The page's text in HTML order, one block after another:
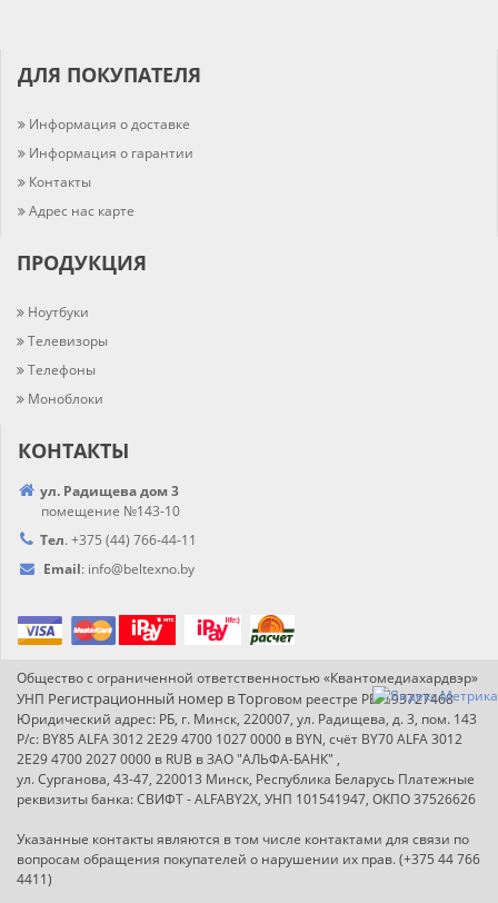
ДЛЯ ПОКУПАТЕЛЯ
Информация о доставке
Информация о гарантии
Контакты
Адрес нас карте
ПРОДУКЦИЯ
Ноутбуки
Телевизоры
Телефоны
Моноблоки
КОНТАКТЫ
ул. Радищева дом 3
помещение №143-10
Тел. +375 (44) 766-44-11
Email: info@beltexno.by
Общество с ограниченной ответственностью «Квантомедиахардвэр»
УНП Регистрационный номер в Торговом реестре РБ: 193727468
Юридический адрес: РБ, г. Минск, 220007, ул. Радищева, д. 3, пом. 143
Р/с: BY85 ALFA 3012 2E29 4700 1027 0000 в BYN, счёт BY70 ALFA 3012
2E29 4700 2027 0000 в RUB в ЗАО "АЛЬФА-БАНК" ,
ул. Сурганова, 43-47, 220013 Минск, Республика Беларусь Платежные
реквизиты банка: СВИФТ - ALFABY2X, УНП 101541947, ОКПО 37526626
Указанные контакты являются в том числе контактами для связи по
вопросам обращения покупателей о нарушении их прав. (+375 44 766
4411)